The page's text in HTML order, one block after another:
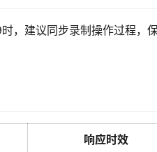
，建议同步录制操作过程，
响应时效